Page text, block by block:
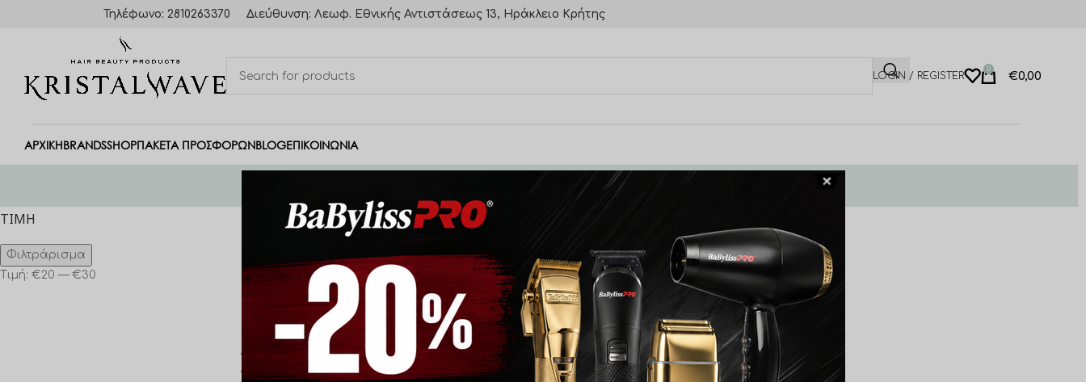
Τηλέφωνο: 2810263370 Διεύθυνση: Λεωφ. Εθνικής Αντιστάσεως 13, Ηράκλειο Κρήτης
LOGIN / REGISTER
0
€0,00
ΑΡΧΙΚΗBRANDSSHOPΠΑΚΈΤΑ ΠΡΟΣΦΟΡΏΝBLOGΕΠΙΚΟΙΝΩΝΙΑ
ΔΩΡΕΑΝ ΜΕΤΑΦΟΡΙΚΑ για παραγγελίες 35€ και άνω.
ΤΙΜΉ
Φιλτράρισμα
Τιμή: €20 — €30
Αρχική σελίδα Blonde
Προβάλλονται όλα - 3 αποτελέσματα
Show sidebar
Show
24
SORT BY
Popularity
Newness
PRICE FILTER
All
€
0,00 -
10,00